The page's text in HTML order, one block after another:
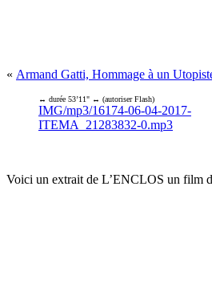
« Armand Gatti, Hommage à un
↔ durée 53’11" ↔ (autoriser Flash)
IMG/mp3/16174-06-04-2017-
ITEMA_21283832-0.mp3
Voici un extrait de L’ENCLOS un film